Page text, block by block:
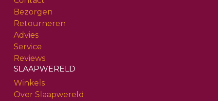
Bezorgen
Retourneren
Advies
Service
Reviews
SLAAPWERELD
Winkels
Over Slaapwereld